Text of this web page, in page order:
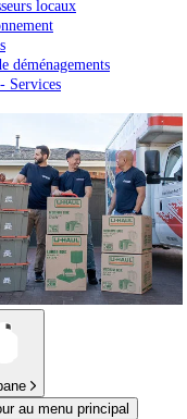
locaux
déménagements
Services
au menu principal